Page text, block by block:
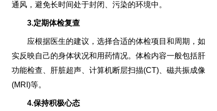
通风，避免长时间处于封闭、污染的环境中。
3.定期体检复查
应根据医生的建议，选择合适的体检项目和周期，如
实反映自己的身体状况和用药情况。体检内容一般包括肝
功能检查、肝脏超声、计算机断层扫描(CT)、磁共振成像
(MRI)等。
4.保持积极心态